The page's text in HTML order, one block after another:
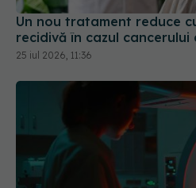
Un nou tratament reduce
recidivă în cazul cancerului
25 iul 2026, 11:36